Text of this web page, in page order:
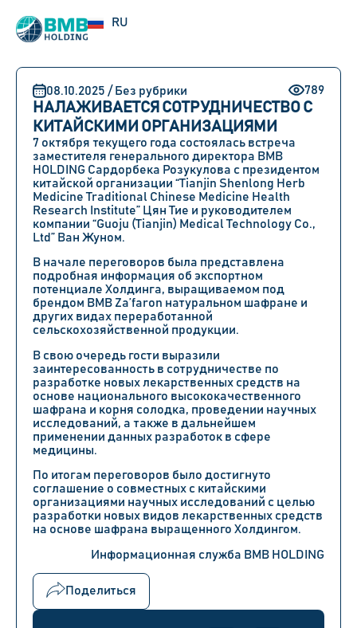
RU
EN
08.10.2025 / Без рубрики 789
НАЛАЖИВАЕТСЯ СОТРУДНИЧЕСТВО С
КИТАЙСКИМИ ОРГАНИЗАЦИЯМИ
7 октября текущего года состоялась встреча
заместителя генерального директора BMB
HOLDING Сардорбека Розукулова с президентом
китайской организации “Tianjin Shenlong Herb
Medicine Traditional Chinese Medicine Health
Research Institute” Цян Тие и руководителем
компании “Guoju (Tianjin) Medical Technology Co.,
Ltd” Ван Жуном.
В начале переговоров была представлена
подробная информация об экспортном
потенциале Холдинга, выращиваемом под
брендом BMB Za’faron натуральном шафране и
других видах переработанной
сельскохозяйственной продукции.
В свою очередь гости выразили
заинтересованность в сотрудничестве по
разработке новых лекарственных средств на
основе национального высококачественного
шафрана и корня солодка, проведении научных
исследований, а также в дальнейшем
применении данных разработок в сфере
медицины.
По итогам переговоров было достигнуто
соглашение о совместных с китайскими
организациями научных исследований с целью
разработки новых видов лекарственных средств
на основе шафрана выращенного Холдингом.
Информационная служба BMB HOLDING
Поделиться